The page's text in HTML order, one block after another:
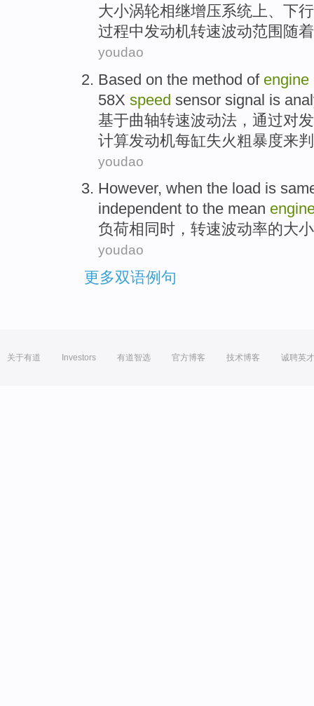
大小涡轮相继增压系统上、 下行
过程中发动机转速波动范围 随着
youdao
Based on the method of engine
58X speed sensor signal is
基于曲轴转速波动法 ，通过对
计算发动机每缸失火粗暴度来
youdao
However, when the load is
independent to the mean
负荷相 同时 ，转速波动率的大小
youdao
更多双语例句
关于有道 Investors 有道智选 官方博客 技术博客 诚聘英才